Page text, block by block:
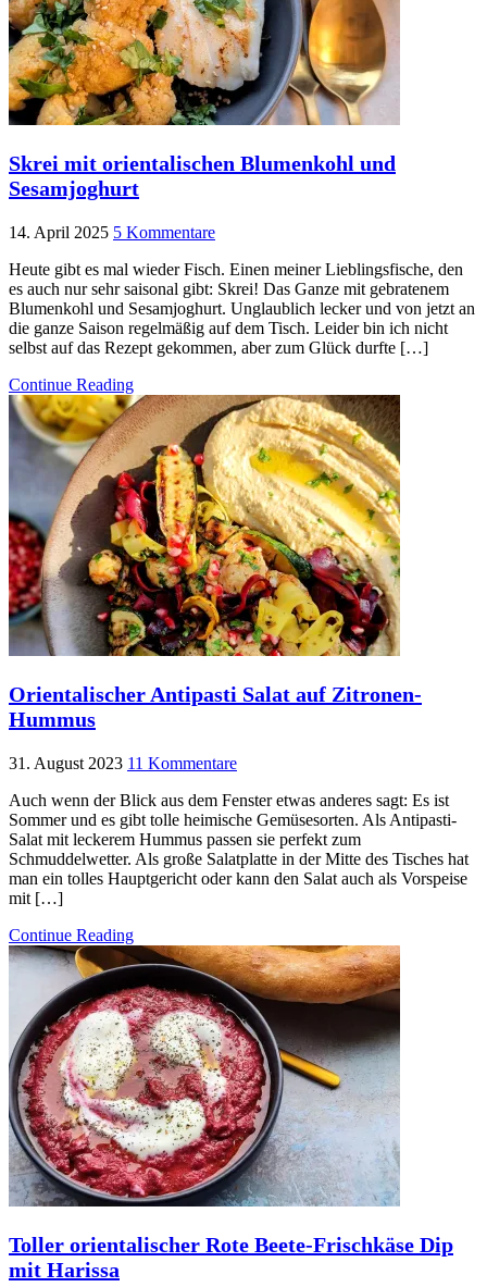
Skrei mit orientalischen Blumenkohl und
Sesamjoghurt
14. April 2025 5 Kommentare
Heute gibt es mal wieder Fisch. Einen meiner Lieblingsfische, den
es auch nur sehr saisonal gibt: Skrei! Das Ganze mit gebratenem
Blumenkohl und Sesamjoghurt. Unglaublich lecker und von jetzt an
die ganze Saison regelmäßig auf dem Tisch. Leider bin ich nicht
selbst auf das Rezept gekommen, aber zum Glück durfte […]
Continue Reading
Orientalischer Antipasti Salat auf Zitronen-
Hummus
31. August 2023 11 Kommentare
Auch wenn der Blick aus dem Fenster etwas anderes sagt: Es ist
Sommer und es gibt tolle heimische Gemüsesorten. Als Antipasti-
Salat mit leckerem Hummus passen sie perfekt zum
Schmuddelwetter. Als große Salatplatte in der Mitte des Tisches hat
man ein tolles Hauptgericht oder kann den Salat auch als Vorspeise
mit […]
Continue Reading
Toller orientalischer Rote Beete-Frischkäse Dip
mit Harissa